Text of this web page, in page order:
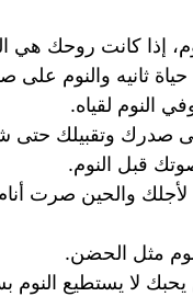
إذا كانت روحك هي
ثانيه والنوم على
النوم لقياه.
صدرك وتقبيلك
قبل النوم.
لأجلك والحين صرت
مثل الحضن.
لا يستطيع النوم